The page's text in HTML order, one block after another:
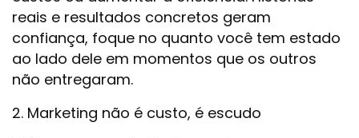
reais e resultados concretos geram
confiança, foque no quanto você tem estado
ao lado dele em momentos que os outros
não entregaram.
2. Marketing não é custo, é escudo